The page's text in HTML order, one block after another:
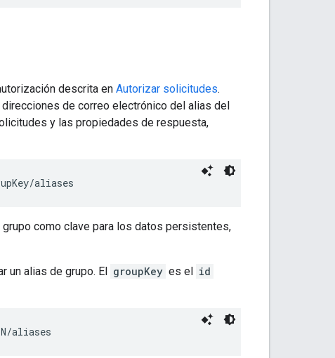
descrita en Autorizar solicitudes.
de correo electrónico del alias del
y las propiedades de respuesta,
grupo como clave para los datos persistentes,
un alias de grupo. El groupKey es el id